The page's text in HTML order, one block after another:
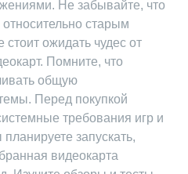
Не забывайте, что
старым
ожидать чудес от
Помните, что
общую
Перед покупкой
требования игр и
запускать,
видеокарта